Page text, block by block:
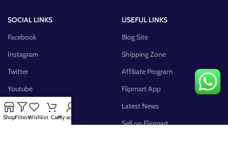
SOCIAL LINKS
Facebook
Instagram
Twitter
Youtube
Pinterest
FB Group
USEFUL LINKS
Blog Site
Shipping Zone
Affiliate Program
Flipmart App
Latest News
Sell on Flipmart
ShopFiltersWishlist CartMy account